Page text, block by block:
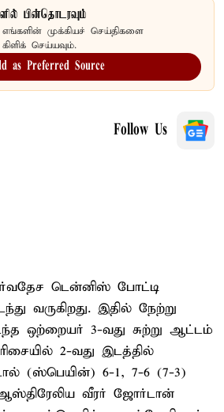
பின்தொடரவும்
எங்களின் முக்கியச் செய்திகளை
செய்யவும்.
as Preferred Source
Follow Us
டென்னிஸ் போட்டி
வருகிறது. இதில் நேற்று
ஒற்றையர் 3-வது சுற்று ஆட்டம்
2-வது இடத்தில்
(ஸ்பெயின்) 6-1, 7-6 (7-3)
வீரர் ஜோர்டான்